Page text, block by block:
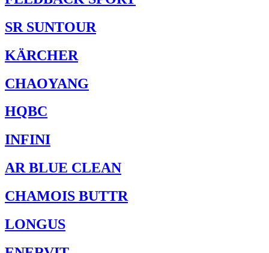
SR SUNTOUR
KÄRCHER
CHAOYANG
HQBC
INFINI
AR BLUE CLEAN
CHAMOIS BUTTR
LONGUS